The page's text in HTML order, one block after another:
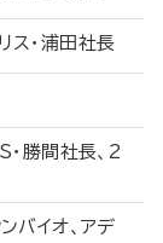
・浦田社長
勝間社長、2
バイオ、アデ